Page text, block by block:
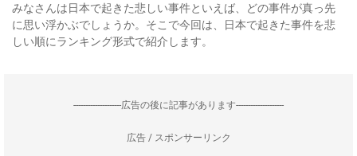
みなさんは日本で起きた悲しい事件といえば、どの事件が真っ先
に思い浮かぶでしょうか。そこで今回は、日本で起きた事件を悲
しい順にランキング形式で紹介します。
--------------------広告の後に記事があります--------------------
広告 / スポンサーリンク